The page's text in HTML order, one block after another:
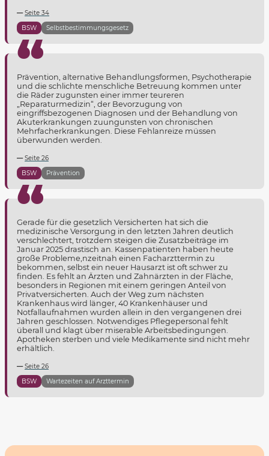
Seite 34
BSW
Selbstbestimmungsgesetz
Prävention, alternative Behandlungsformen, Psychotherapie
und die schlichte menschliche Betreuung kommen unter
die Räder zugunsten einer immer teureren
„Reparaturmedizin“, der Bevorzugung von
eingriffsbezogenen Diagnosen und der Behandlung von
Akuterkrankungen zuungunsten von chronischen
Mehrfacherkrankungen. Diese Fehlanreize müssen
überwunden werden.
Seite 26
BSW
Prävention
Gerade für die gesetzlich Versicherten hat sich die
medizinische Versorgung in den letzten Jahren deutlich
verschlechtert, trotzdem steigen die Zusatzbeiträge im
Januar 2025 drastisch an. Kassenpatienten haben heute
große Probleme,nzeitnah einen Facharzttermin zu
bekommen, selbst ein neuer Hausarzt ist oft schwer zu
finden. Es fehlt an Ärzten und Zahnärzten in der Fläche,
besonders in Regionen mit einem geringen Anteil von
Privatversicherten. Auch der Weg zum nächsten
Krankenhaus wird länger, 40 Krankenhäuser und
Notfallaufnahmen wurden allein in den vergangenen drei
Jahren geschlossen. Notwendiges Pflegepersonal fehlt
überall und klagt über miserable Arbeitsbedingungen.
Apotheken sterben und viele Medikamente sind nicht mehr
erhältlich.
Seite 26
BSW
Wartezeiten auf Arzttermin